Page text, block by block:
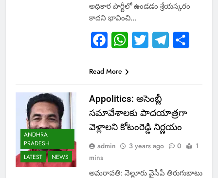
అధికార పార్టీలో ఉండడం శ్రేయస్కరం
కాదని భావించి…
FacebookWhatsApp
Twitter Telegram
Read More
ANDHRA
PRADESH
LATEST
NEWS
Appolitics: అసెంబ్లీ
సమావేశాలకు పాదయాత్రగా
వెళ్లాలని కోటంరెడ్డి నిర్ణయం
admin 3 years ago 0
1
mins
అమరావతి: నెల్లూరు వైసీపీ తిరుగుబాటు